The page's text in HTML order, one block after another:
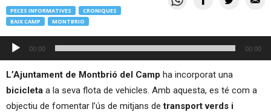
PECES INFORMATIVES
CRONIQUES
BAIX CAMP
MONTBRIO
Reproductor
d'àudio
00:00 00:00
L’Ajuntament de Montbrió del Camp ha incorporat una
bicicleta a la seva flota de vehicles. Amb aquesta, es té com a
objectiu de fomentar l’ús de mitjans detransport verds i